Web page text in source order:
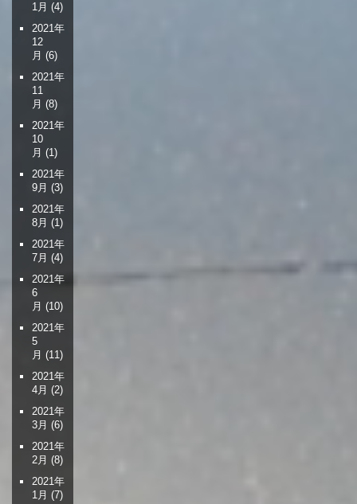
1月 (4)
2021年
12
月 (6)
2021年
11
月 (8)
2021年
10
月 (1)
2021年
9月 (3)
2021年
8月 (1)
2021年
7月 (4)
2021年
6
月 (10)
2021年
5
月 (11)
2021年
4月 (2)
2021年
3月 (6)
2021年
2月 (8)
2021年
1月 (7)